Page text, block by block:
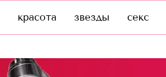
красота звезды секс